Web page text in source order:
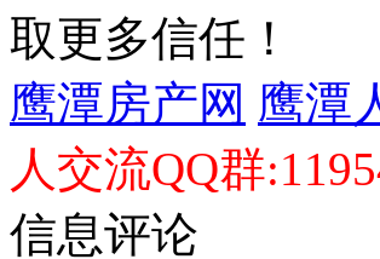
取更多信任！
鹰潭房产网 鹰潭
人交流QQ群
信息评论